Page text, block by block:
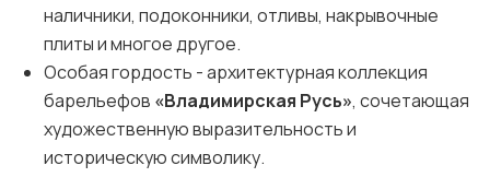
наличники, подоконники, отливы, накрывочные
плиты и многое другое.
Особая гордость - архитектурная коллекция
барельефов «Владимирская Русь», сочетающая
художественную выразительность и
историческую символику.